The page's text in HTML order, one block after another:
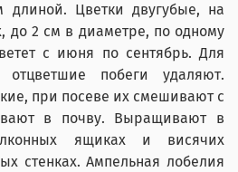
длиной. Цветки двугубые, на
до 2 см в диаметре, по одному
с июня по сентябрь. Для
отцветшие побеги удаляют.
при посеве их смешивают с
в почву. Выращивают в
ящиках и висячих
стенках. Ампельная лобелия